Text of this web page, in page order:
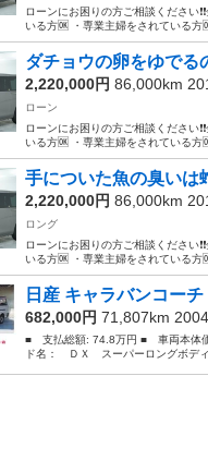
ローンにお困りの方ご相談ください
いる方🆗 ・専業主婦をされている方
ダチョウの卵をゆでる
2,220,000円 86,000km
ローン
ローンにお困りの方ご相談ください
いる方🆗 ・専業主婦をされている方
手についた魚の臭いは
2,220,000円 86,000km
ロング
ローンにお困りの方ご相談ください
いる方🆗 ・専業主婦をされている方
日産 キャラバンコー
682,000円 71,807km
■ 支払総額: 74.8万円 ■ 車両本
ド名： ＤＸ スーパーロングボデ